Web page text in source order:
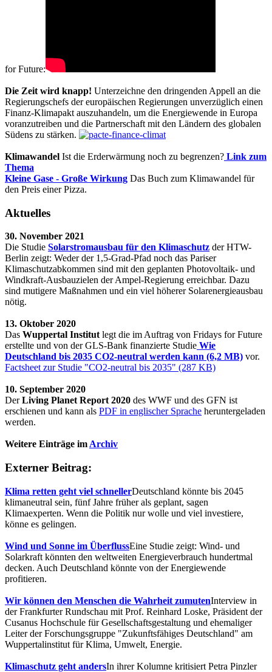
for Future:
Die Zeit wird knapp! Unterzeichne den dringenden Appell an die
Regierungschefs der europäischen Regierungen unverzüglich einen
Finanz-Klimapakt auszuhandeln, um die Energiewende in Europa
voranzutreiben und die Partnerschaft mit den Ländern des globalen
Südens zu stärken.
Klimawandel Ist die Erderwärmung noch zu begrenzen? Link zum
Thema
Kleine Gase - Große Wirkung Das Buch zum Klimawandel für
den Preis einer Pizza.
Aktuelles
30. November 2021
Die Studie Solarstromausbau für den Klimaschutz der HTW-
Berlin zeigt: Weder der 1,5-Grad-Pfad noch das Pariser
Klimaschutzabkommen sind mit den geplanten Photovoltaik- und
Windkraft-Ausbauzielen der Ampel-Regierung erreichbar. Dazu
sind mutigere Maßnahmen und ein viel höherer Solarenergieausbau
nötig.
13. Oktober 2020
Das Wuppertal Institut legt die im Auftrag von Fridays for Future
erstellte und von der GLS-Bank finanzierte Studie Wie
Deutschland bis 2035 CO2-neutral werden kann (6,2 MB) vor.
Factsheet zur Studie "CO2-neutral bis 2035" (287 KB)
10. September 2020
DerLiving Planet Report 2020 des WWF und des GFN ist
erschienen und kann als PDF in englischer Sprache heruntergeladen
werden.
Weitere Einträge im Archiv
Externer Beitrag:
Klima retten geht viel schnellerDeutschland könnte bis 2045
klimaneutral sein, fünf Jahre früher als geplant, sagen
Klimaexperten. Wenn die Politik nur wolle und viel investiere,
könne es gelingen.
Wind und Sonne im ÜberflussEine Studie zeigt: Wind- und
Solarkraft könnten den weltweiten Energieverbrauch hundertmal
decken. Auch Deutschland könnte von der Energiewende
profitieren.
Wir können den Menschen die Wahrheit zumutenInterview in
der Frankfurter Rundschau mit Prof. Reinhard Loske, Präsident der
Cusanus Hochschule für Gesellschaftsgestaltung und ehemaliger
Leiter der Forschungsgruppe "Zukunftsfähiges Deutschland" am
Wuppertalinstitut für Klima, Umwelt, Energie.
Klimaschutz geht andersIn ihrer Kolumne kritisiert Petra Pinzler